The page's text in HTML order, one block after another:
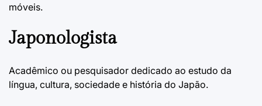
móveis.
Japonologista
Acadêmico ou pesquisador dedicado ao estudo da
língua, cultura, sociedade e história do Japão.